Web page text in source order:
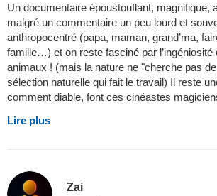
Un documentaire époustouflant, magnifique,
malgré un commentaire un peu lourd et
anthropocentré (papa, maman, grand’ma,
famille…) et on reste fasciné par l’ingéniosité
animaux ! (mais la nature ne "cherche pas
sélection naturelle qui fait le travail) Il reste
comment diable, font ces cinéastes
Lire plus
Zai